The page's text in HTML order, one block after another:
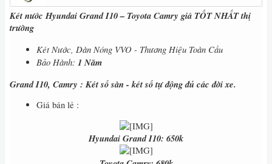
Két nước Hyundai Grand I10 – Toyota Camry giá TỐT NHẤT thị
trường
Két Nước, Dàn Nóng VVO - Thương Hiệu Toàn Cầu
Bảo Hành: 1 Năm
Grand I10, Camry : Két số sàn - két số tự động đủ các đời xe.
Giá bán lẻ :
Hyundai Grand I10: 650k